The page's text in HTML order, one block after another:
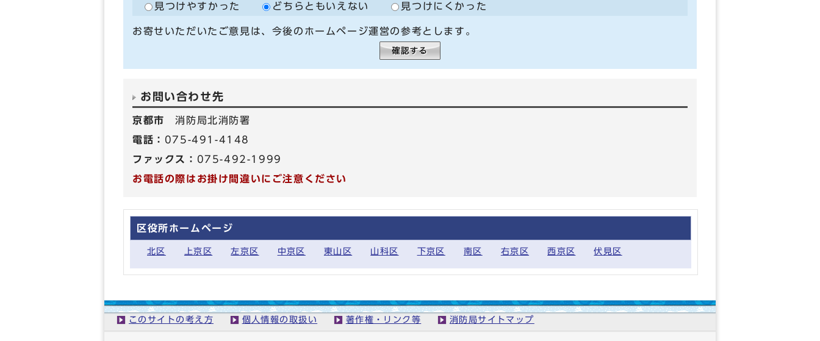
見つけやすかった
どちらともいえない 見つけにくかった
お寄せいただいたご意見は、今後のホームページ運営の参考とします。
お問い合わせ先
京都市消防局北消防署
電話： 075-491-4148
ファックス： 075-492-1999
お電話の際はお掛け間違いにご注意ください
区役所ホームページ
北区 上京区 左京区 中京区 東山区 山科区 下京区 南区 右京区 西京区 伏見区
このサイトの考え方 個人情報の取扱い 著作権・リンク等 消防局サイトマップ